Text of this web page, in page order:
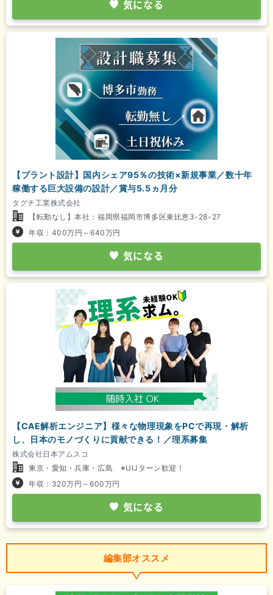
気になる
【プラント設計】国内シェア95％の技術×新規事業／数十年
稼働する巨大設備の設計／賞与5.5ヵ月分
タグチ工業株式会社
【転勤なし】本社：福岡県福岡市博多区東比恵3-28-27
年収：400万円～640万円
気になる
【CAE解析エンジニア】様々な物理現象をPCで再現・解析
し、日本のモノづくりに貢献できる！／理系募集
株式会社日本アムスコ
東京・愛知・兵庫・広島 ※UIJターン歓迎！
年収：320万円～600万円
気になる
編集部オススメ